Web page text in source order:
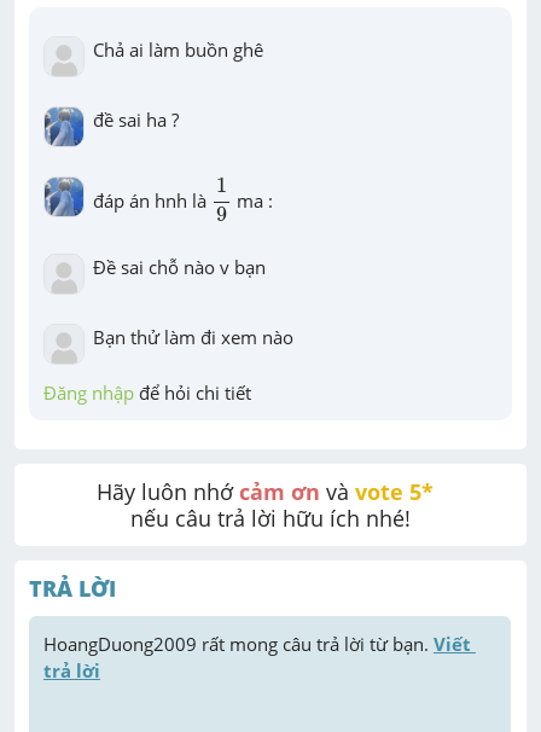
Chả ai làm buồn ghê
đề sai ha ?
đáp án hnh là
1
9
1
ma :
Đề sai chỗ nào v bạn
Bạn thử làm đi xem nào
Đăng nhập để hỏi chi tiết
Hãy luôn nhớ cảm ơn và vote 5*
nếu câu trả lời hữu ích nhé!
TRẢ LỜI
HoangDuong2009 rất mong câu trả lời từ bạn. Viết
trả lời